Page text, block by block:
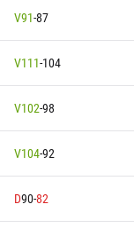
V91-87
V111-104
V102-98
V104-92
D90-82